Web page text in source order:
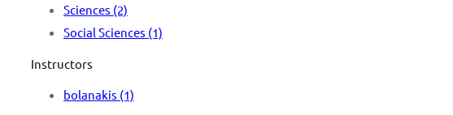
Sciences (2)
Social Sciences (1)
Instructors
bolanakis (1)